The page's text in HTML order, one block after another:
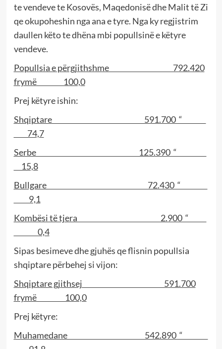
te vendeve te Kosovës, Maqedonisë dhe Malit të Zi
qe okupoheshin nga ana e tyre. Nga ky regjistrim
daullen këto te dhëna mbi popullsinë e këtyre
vendeve.
Popullsia e përgjithshme 792.420
frymë 100,0
Prej këtyre ishin:
Shqiptare 591.700 “
74,7
Serbe 125.390 “
15,8
Bullgare 72.430 “
9,1
Kombësi të tjera 2.900 “
0,4
Sipas besimeve dhe gjuhës qe flisnin popullsia
shqiptare përbehej si vijon:
Shqiptare gjithsej 591.700
frymë 100,0
Prej këtyre:
Muhamedane 542.890 “